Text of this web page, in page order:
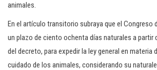
animales.
En el artículo transitorio subraya que el Congreso
un plazo de ciento ochenta días naturales a partir
del decreto, para expedir la ley general en materia
cuidado de los animales, considerando su